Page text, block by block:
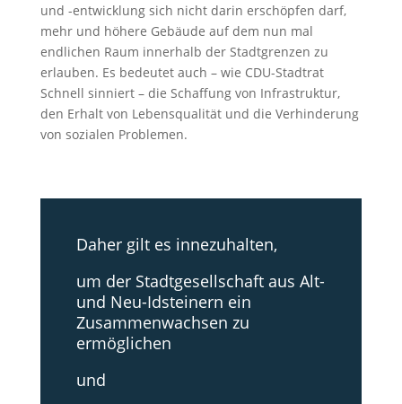
und -entwicklung sich nicht darin erschöpfen darf,
mehr und höhere Gebäude auf dem nun mal
endlichen Raum innerhalb der Stadtgrenzen zu
erlauben. Es bedeutet auch – wie CDU-Stadtrat
Schnell sinniert – die Schaffung von Infrastruktur,
den Erhalt von Lebensqualität und die Verhinderung
von sozialen Problemen.
Daher gilt es innezuhalten,
um der Stadtgesellschaft aus Alt-
und Neu-Idsteinern ein
Zusammenwachsen zu
ermöglichen
und